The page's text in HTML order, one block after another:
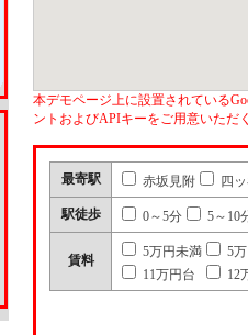
本デモページ上に設置されている
ントおよびAPIキーをご用意いただ
最寄駅 赤坂見附 四
駅徒歩 0～5分 5～10
賃料
5万円未満
5
11万円台
12